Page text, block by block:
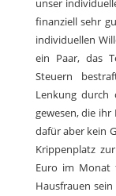
unser
finanziell sehr
individuellen
ein Paar, das
Steuern
Lenkung durch
gewesen, die
dafür aber kein
Krippenplatz
Euro im Monat
Hausfrauen